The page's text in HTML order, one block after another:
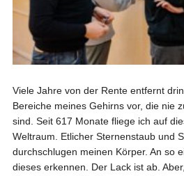
Viele Jahre von der Rente entfernt
Bereiche meines Gehirns vor, die nie
sind. Seit 617 Monate fliege ich auf
Weltraum. Etlicher Sternenstaub und
durchschlugen meinen Körper. An so
dieses erkennen. Der Lack ist ab.